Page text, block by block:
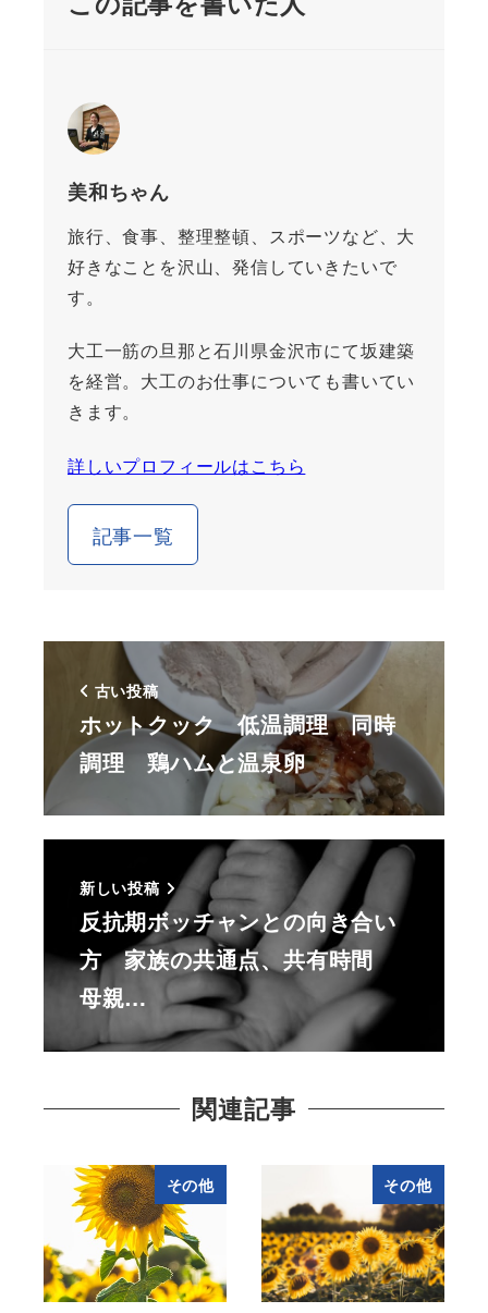
美和ちゃん
旅行、食事、整理整頓、スポーツなど、大
好きなことを沢山、発信していきたいで
す。
大工一筋の旦那と石川県金沢市にて坂建築
を経営。大工のお仕事についても書いてい
きます。
詳しいプロフィールはこちら
記事一覧
古い投稿
ホットクック 低温調理 同時
調理 鶏ハムと温泉卵
新しい投稿
反抗期ボッチャンとの向き合い
方 家族の共通点、共有時間
母親…
関連記事
その他 その他